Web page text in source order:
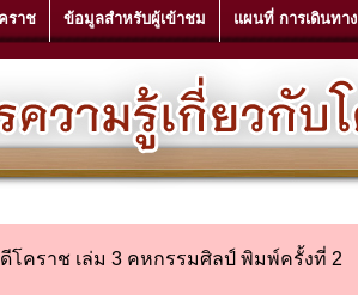
ราช ข้อมูลสำหรับผู้เข้าชม แผนที่ การเดินทาง
โคราช เล่ม 3 คหกรรมศิลป์ พิมพ์ครั้งที่ 2